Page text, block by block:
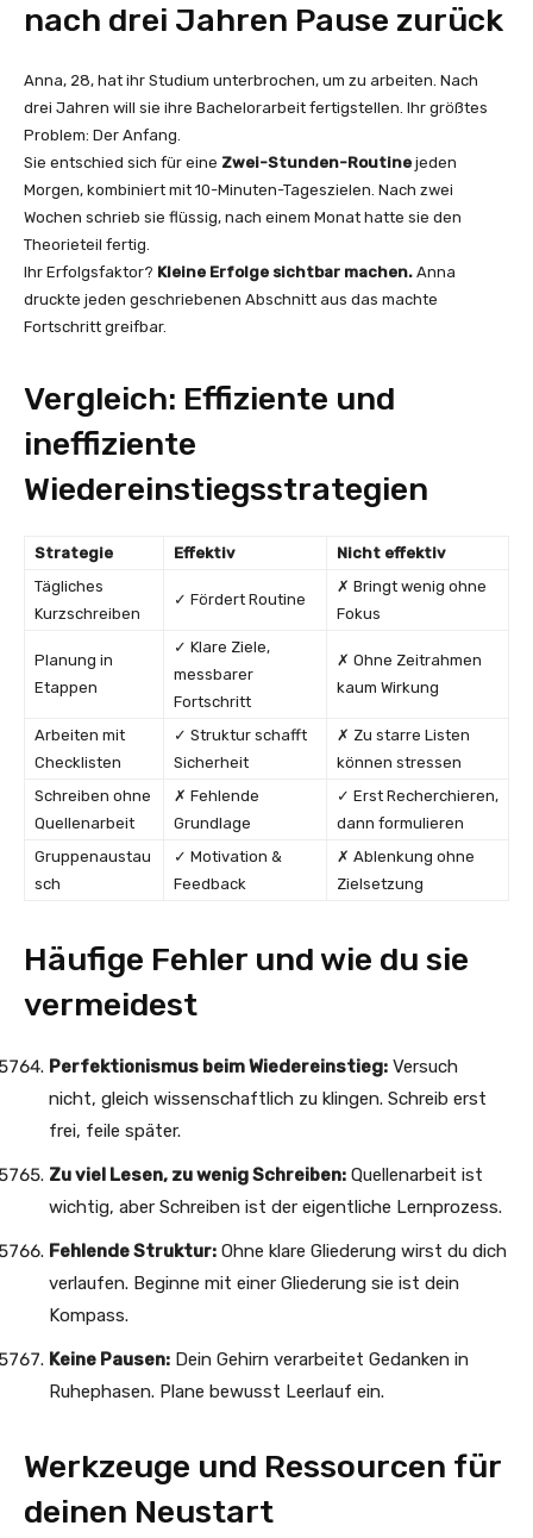
nach drei Jahren Pause zurück
Anna, 28, hat ihr Studium unterbrochen, um zu arbeiten. Nach
drei Jahren will sie ihre Bachelorarbeit fertigstellen. Ihr größtes
Problem: Der Anfang.
Sie entschied sich für eine Zwei-Stunden-Routine jeden
Morgen, kombiniert mit 10-Minuten-Tageszielen. Nach zwei
Wochen schrieb sie flüssig, nach einem Monat hatte sie den
Theorieteil fertig.
Ihr Erfolgsfaktor? Kleine Erfolge sichtbar machen. Anna
druckte jeden geschriebenen Abschnitt aus das machte
Fortschritt greifbar.
Vergleich: Effiziente und
ineffiziente
Wiedereinstiegsstrategien
Strategie Effektiv
Nicht effektiv
Tägliches
Kurzschreiben
✓ Fördert Routine
✗ Bringt wenig ohne
Fokus
Planung in
Etappen
✓ Klare Ziele,
messbarer
Fortschritt
✗ Ohne Zeitrahmen
kaum Wirkung
Arbeiten mit
Checklisten
✓ Struktur schafft
Sicherheit
✗ Zu starre Listen
können stressen
Schreiben ohne
Quellenarbeit
✗ Fehlende
Grundlage
✓ Erst Recherchieren,
dann formulieren
Gruppenaustau
sch
✓ Motivation &
Feedback
✗ Ablenkung ohne
Zielsetzung
Häufige Fehler und wie du sie
vermeidest
Perfektionismus beim Wiedereinstieg: Versuch
nicht, gleich wissenschaftlich zu klingen. Schreib erst
frei, feile später.
Zu viel Lesen, zu wenig Schreiben: Quellenarbeit ist
wichtig, aber Schreiben ist der eigentliche Lernprozess.
Fehlende Struktur: Ohne klare Gliederung wirst du dich
verlaufen. Beginne mit einer Gliederung sie ist dein
Kompass.
Keine Pausen: Dein Gehirn verarbeitet Gedanken in
Ruhephasen. Plane bewusst Leerlauf ein.
Werkzeuge und Ressourcen für
deinen Neustart